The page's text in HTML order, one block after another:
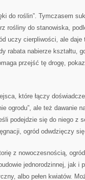
do roślin”. Tymczasem
rośliny do stanowiska,
uczy cierpliwości, ale
rabata nabierze kształtu,
przejść tę drogę,
które łączy
ogrodu”, ale też dawanie
podejdzie się do niego z
ogród odwdzięczy
z nowoczesnością,
jednorodzinnej, jak i
albo pełen kwiatów.